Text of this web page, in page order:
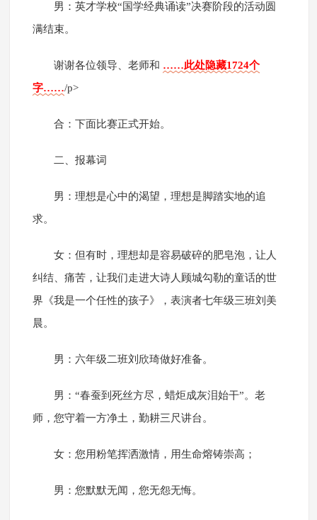
男：英才学校“国学经典诵读”决赛阶段的活动圆
满结束。
谢谢各位领导、老师和 ……此处隐藏1724个
字……/p>
合：下面比赛正式开始。
二、报幕词
男：理想是心中的渴望，理想是脚踏实地的追
求。
女：但有时，理想却是容易破碎的肥皂泡，让人
纠结、痛苦，让我们走进大诗人顾城勾勒的童话的世
界《我是一个任性的孩子》，表演者七年级三班刘美
晨。
男：六年级二班刘欣琦做好准备。
男：“春蚕到死丝方尽，蜡炬成灰泪始干”。老
师，您守着一方净土，勤耕三尺讲台。
女：您用粉笔挥洒激情，用生命熔铸崇高；
男：您默默无闻，您无怨无悔。